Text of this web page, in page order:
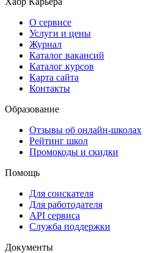
О сервисе
Услуги и цены
Журнал
Каталог вакансий
Каталог курсов
Карта сайта
Контакты
Образование
Отзывы об онлайн-школах
Рейтинг школ
Промокоды и скидки
Помощь
Для соискателя
Для работодателя
API сервиса
Служба поддержки
Документы